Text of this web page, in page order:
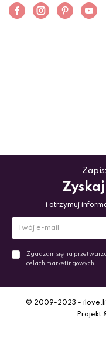
i otrzymuj
Zgadzam się na
celach marketingowych.
© 2009-2023 -
Projekt